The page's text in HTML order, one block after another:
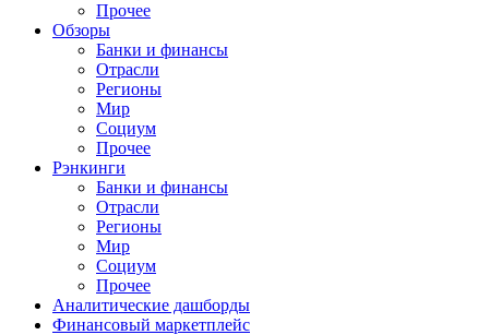
Прочее
Обзоры
Банки и финансы
Отрасли
Регионы
Мир
Социум
Прочее
Рэнкинги
Банки и финансы
Отрасли
Регионы
Мир
Социум
Прочее
Аналитические дашборды
Финансовый маркетплейс